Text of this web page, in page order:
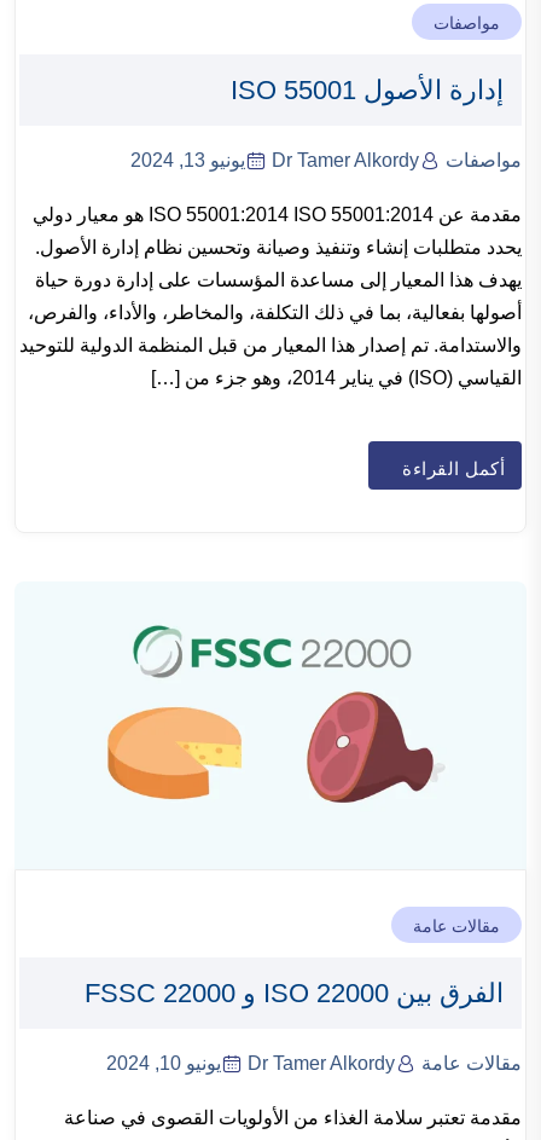
مواصفات
إدارة الأصول ISO 55001
مواصفات Dr Tamer Alkordy يونيو 13, 2024
مقدمة عن ISO 55001:2014 ISO 55001:2014 هو معيار دولي
يحدد متطلبات إنشاء وتنفيذ وصيانة وتحسين نظام إدارة الأصول.
يهدف هذا المعيار إلى مساعدة المؤسسات على إدارة دورة حياة
أصولها بفعالية، بما في ذلك التكلفة، والمخاطر، والأداء، والفرص،
والاستدامة. تم إصدار هذا المعيار من قبل المنظمة الدولية للتوحيد
القياسي (ISO) في يناير 2014، وهو جزء من […]
أكمل القراءة
مقالات عامة
الفرق بين ISO 22000 و FSSC 22000
مقالات عامة Dr Tamer Alkordy يونيو 10, 2024
مقدمة تعتبر سلامة الغذاء من الأولويات القصوى في صناعة